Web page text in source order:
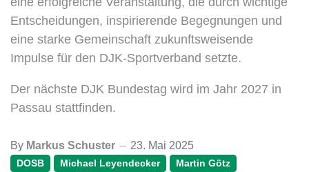
Entscheidungen, inspirierende Begegnungen und
eine starke Gemeinschaft zukunftsweisende
Impulse für den DJK-Sportverband setzte.
Der nächste DJK Bundestag wird im Jahr 2027 in
Passau stattfinden.
By Markus Schuster 23. Mai 2025
DOSB Michael Leyendecker
Martin Götz